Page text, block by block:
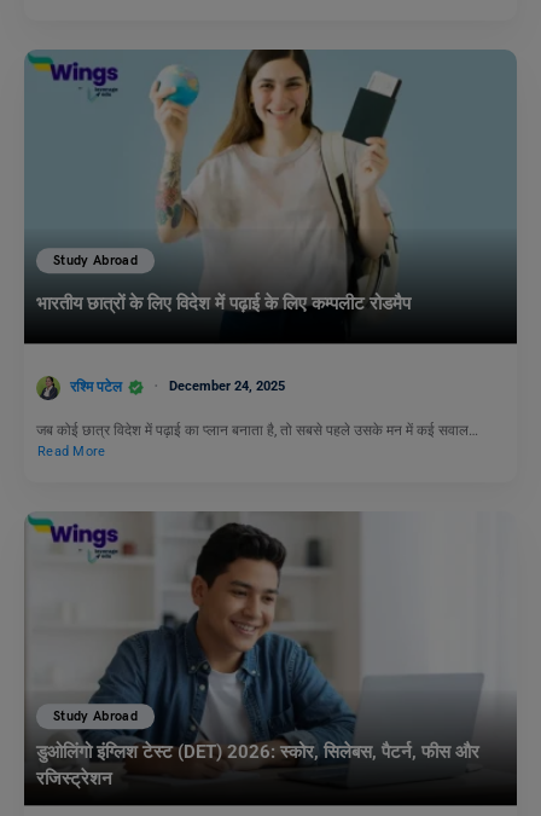
Study Abroad
भारतीय छात्रों के लिए विदेश में पढ़ाई के लिए कम्पलीट रोडमैप
रश्मि पटेल December 24, 2025
जब कोई छात्र विदेश में पढ़ाई का प्लान बनाता है, तो सबसे पहले उसके मन में कई सवाल…
Read More
Study Abroad
डुओलिंगो इंग्लिश टेस्ट (DET) 2026: स्कोर, सिलेबस, पैटर्न, फीस और
रजिस्ट्रेशन